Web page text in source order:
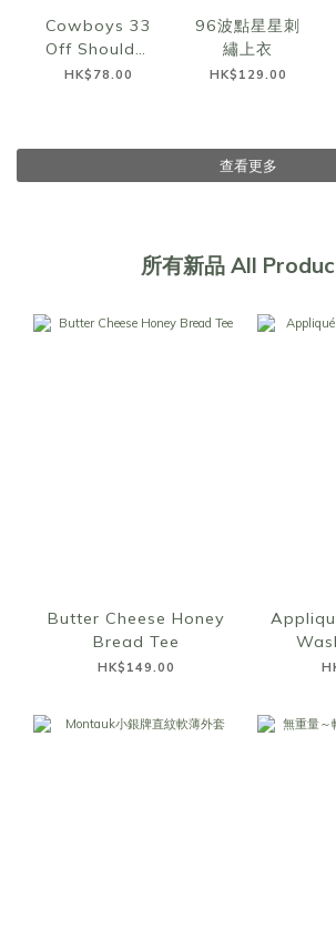
Cowboys 33
Off Shoulder
Top
HK$78.00
96波點星星刺
繡上衣
HK$129.00
查看更多
所有新品 All
Butter Cheese Honey
Bread Tee
HK$149.00